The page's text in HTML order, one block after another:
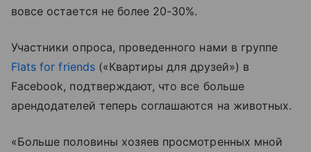
вовсе остается не более 20-30%.
Участники опроса, проведенного нами в группе
Flats for friends(«Квартиры для друзей») в
Facebook, подтверждают, что все больше
арендодателей теперь соглашаются на животных.
«Больше половины хозяев просмотренных мной